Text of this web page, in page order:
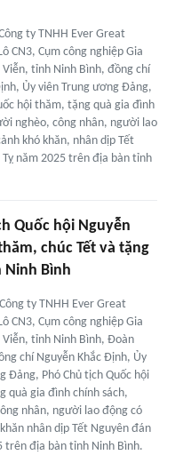
ty TNHH Ever Great
CN3, Cụm công nghiệp Gia
Viễn, tỉnh Ninh Bình, đồng chí
Ủy viên Trung ương Đảng,
hội thăm, tặng quà gia đình
nghèo, công nhân, người lao
khó khăn, nhân dịp Tết
năm 2025 trên địa bàn tỉnh
Quốc hội Nguyễn
chúc Tết và tặng
Ninh Bình
ty TNHH Ever Great
CN3, Cụm công nghiệp Gia
Viễn, tỉnh Ninh Bình, Đoàn
chí Nguyễn Khắc Định, Ủy
Đảng, Phó Chủ tịch Quốc hội
quà gia đình chính sách,
nhân, người lao động có
nhân dịp Tết Nguyên đán
trên địa bàn tỉnh Ninh Bình.